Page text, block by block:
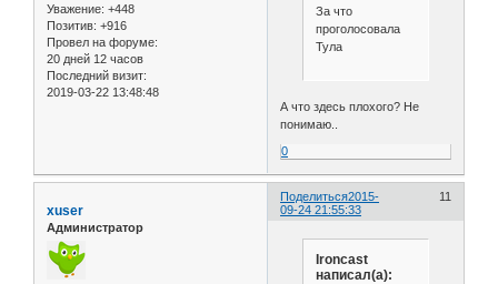
Уважение: +448
Позитив: +916
Провел на форуме:
20 дней 12 часов
Последний визит:
2019-03-22 13:48:48
За что
проголосовала
Тула
А что здесь плохого? Не
понимаю..
0
Поделиться 11
2015-
09-24 21:55:33
xuser
Администратор
Ironcast
написал(а):